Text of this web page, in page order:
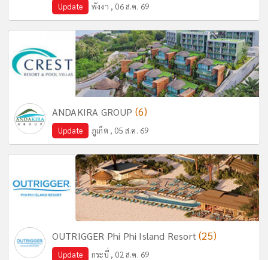
Update พังงา , 06 ส.ค. 69
ANDAKIRA GROUP (6)
Update ภูเก็ต , 05 ส.ค. 69
OUTRIGGER Phi Phi Island Resort(25)
Update กระบี่ , 02 ส.ค. 69